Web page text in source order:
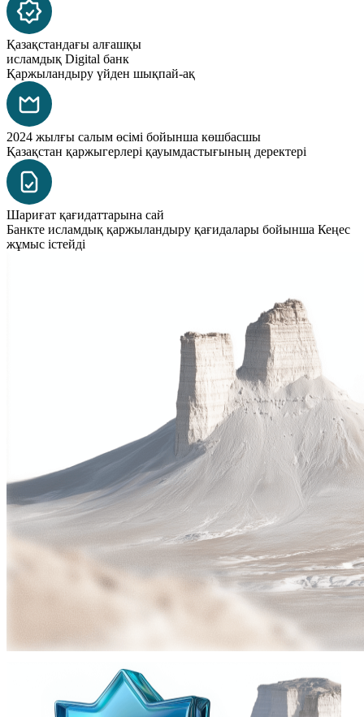
Қазақстандағы алғашқы
исламдық Digital банк
Қаржыландыру үйден шықпай-ақ
2024 жылғы салым өсімі бойынша көшбасшы
Қазақстан қаржыгерлері қауымдастығының деректері
Шариғат қағидаттарына сай
Банкте исламдық қаржыландыру қағидалары бойынша Кеңес
жұмыс істейді